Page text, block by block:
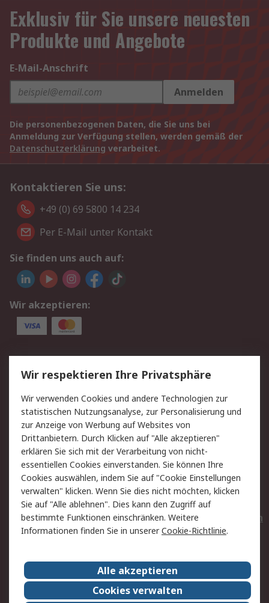
Exklusiv für Sie unsere neuesten
Produkte und Angebote
E-Mail-Anschrift
Anmelden
Die personenbezogenen Daten, die Sie uns bei
Anmeldung zur Verfügung stellen, werden gemäß der
Datenschutzerklärung verarbeitet.
Kontaktieren Sie uns:
+49 (0) 69 5800 14 234
Per E-Mail unter Kontakt
Sie finden uns auch auf:
Wir akzeptieren:
Service
Value Added Services
Lieferlösungen
Rücksendungen
Kontakt
Hilfe
Privatkunden
Rechtliches
AGB
Datenschutz
Cookie-Richtlinie
Zahlungsbedingungen
Copyright/Impressum
Entsorgung
Elektrogeräte/Batterien
RS weltweit
Karriere bei RS
Nachhaltigkeit
Wir respektieren Ihre Privatsphäre
Wir verwenden Cookies und andere Technologien zur
statistischen Nutzungsanalyse, zur Personalisierung und
zur Anzeige von Werbung auf Websites von
Drittanbietern. Durch Klicken auf "Alle akzeptieren"
erklären Sie sich mit der Verarbeitung von nicht-
essentiellen Cookies einverstanden. Sie können Ihre
Cookies auswählen, indem Sie auf "Cookie Einstellungen
verwalten" klicken. Wenn Sie dies nicht möchten, klicken
Sie auf "Alle ablehnen". Dies kann den Zugriff auf
bestimmte Funktionen einschränken. Weitere
Informationen finden Sie in unsererCookie-Richtlinie.
Alle akzeptieren
Cookies verwalten